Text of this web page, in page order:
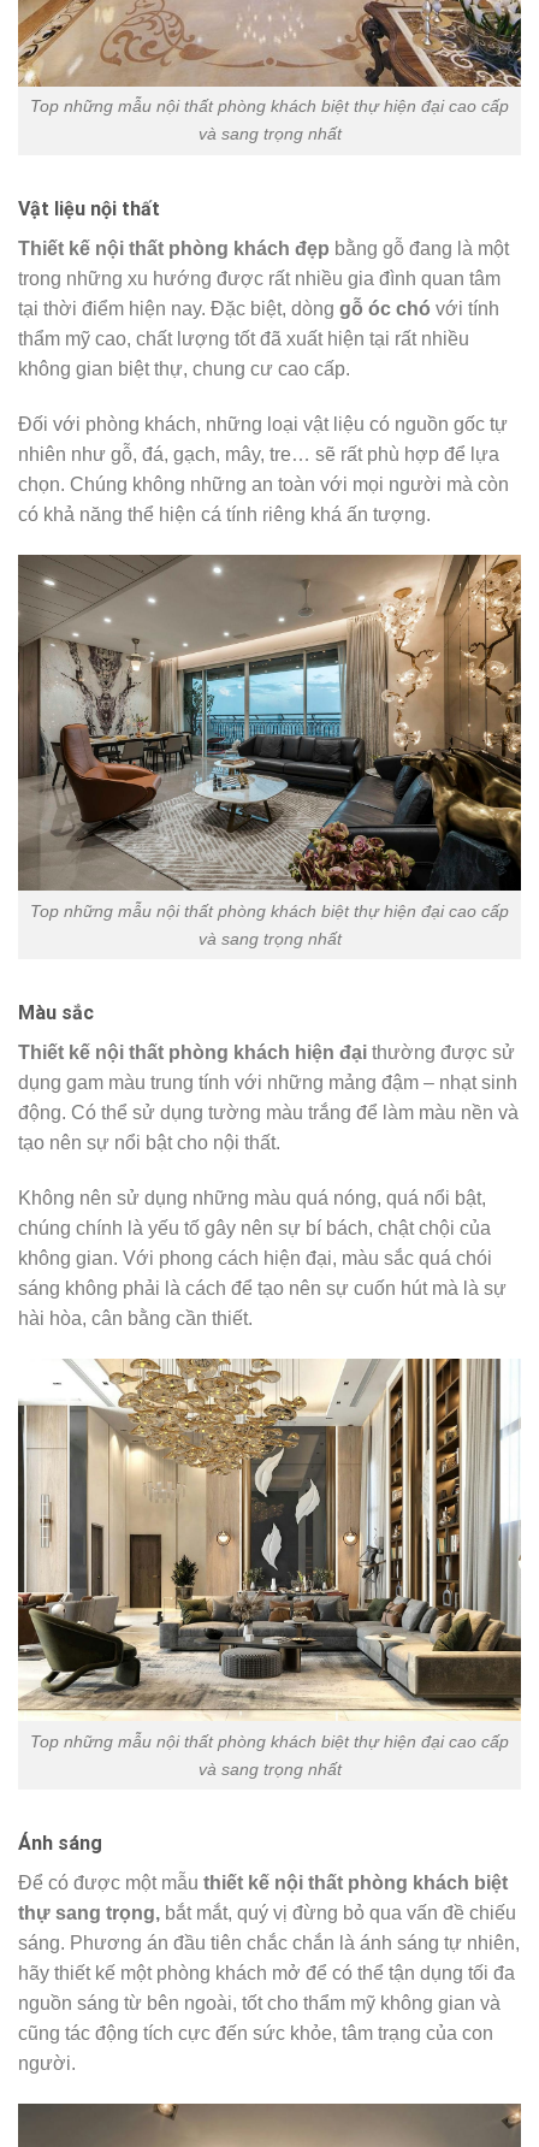
Top những mẫu nội thất phòng khách biệt thự hiện đại cao cấp
và sang trọng nhất
Vật liệu nội thất
Thiết kế nội thất phòng khách đẹp bằng gỗ đang là một
trong những xu hướng được rất nhiều gia đình quan tâm
tại thời điểm hiện nay. Đặc biệt, dòng gỗ óc chó với tính
thẩm mỹ cao, chất lượng tốt đã xuất hiện tại rất nhiều
không gian biệt thự, chung cư cao cấp.
Đối với phòng khách, những loại vật liệu có nguồn gốc tự
nhiên như gỗ, đá, gạch, mây, tre… sẽ rất phù hợp để lựa
chọn. Chúng không những an toàn với mọi người mà còn
có khả năng thể hiện cá tính riêng khá ấn tượng.
Top những mẫu nội thất phòng khách biệt thự hiện đại cao cấp
và sang trọng nhất
Màu sắc
Thiết kế nội thất phòng khách hiện đại thường được sử
dụng gam màu trung tính với những mảng đậm – nhạt sinh
động. Có thể sử dụng tường màu trắng để làm màu nền và
tạo nên sự nổi bật cho nội thất.
Không nên sử dụng những màu quá nóng, quá nổi bật,
chúng chính là yếu tố gây nên sự bí bách, chật chội của
không gian. Với phong cách hiện đại, màu sắc quá chói
sáng không phải là cách để tạo nên sự cuốn hút mà là sự
hài hòa, cân bằng cần thiết.
Top những mẫu nội thất phòng khách biệt thự hiện đại cao cấp
và sang trọng nhất
Ánh sáng
Để có được một mẫu thiết kế nội thất phòng khách biệt
thự sang trọng, bắt mắt, quý vị đừng bỏ qua vấn đề chiếu
sáng. Phương án đầu tiên chắc chắn là ánh sáng tự nhiên,
hãy thiết kế một phòng khách mở để có thể tận dụng tối đa
nguồn sáng từ bên ngoài, tốt cho thẩm mỹ không gian và
cũng tác động tích cực đến sức khỏe, tâm trạng của con
người.